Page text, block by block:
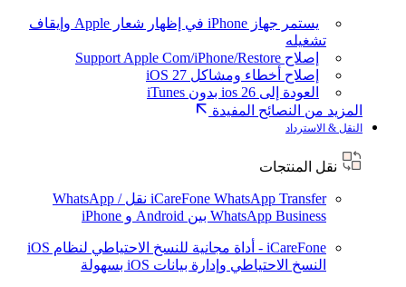
يستمر جهاز iPhone في إظهار شعار Apple وإيقاف
تشغيله
إصلاح Support Apple Com/iPhone/Restore
إصلاح أخطاء ومشاكل iOS 27
العودة إلى ios 26 بدون iTunes
المزيد من النصائح المفيدة
النقل & الاسترداد
نقل المنتجات
iCareFone WhatsApp Transfer
نقل WhatsApp /
WhatsApp Business بين Android و iPhone
iCareFone - أداة مجانية للنسخ الاحتياطي لنظام iOS
النسخ الاحتياطي وإدارة بيانات iOS بسهولة